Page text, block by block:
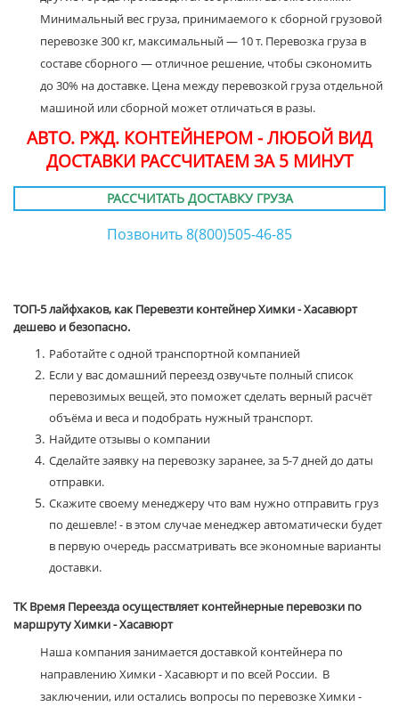
Минимальный вес груза, принимаемого к сборной грузовой
перевозке 300 кг, максимальный — 10 т. Перевозка груза в
составе сборного — отличное решение, чтобы сэкономить
до 30% на доставке. Цена между перевозкой груза отдельной
машиной или сборной может отличаться в разы.
АВТО. РЖД. КОНТЕЙНЕРОМ - ЛЮБОЙ ВИД
ДОСТАВКИ РАССЧИТАЕМ ЗА 5 МИНУТ
РАССЧИТАТЬ ДОСТАВКУ ГРУЗА
Позвонить 8(800)505-46-85
ТОП-5 лайфхаков, как Перевезти контейнер Химки - Хасавюрт
дешево и безопасно.
Работайте с одной транспортной компанией
Если у вас домашний переезд озвучьте полный список
перевозимых вещей, это поможет сделать верный расчёт
объёма и веса и подобрать нужный транспорт.
Найдите отзывы о компании
Сделайте заявку на перевозку заранее, за 5-7 дней до даты
отправки.
Скажите своему менеджеру что вам нужно отправить груз
по дешевле! - в этом случае менеджер автоматически будет
в первую очередь рассматривать все экономные варианты
доставки.
ТК Время Переезда осуществляет контейнерные перевозки по
маршруту Химки - Хасавюрт
Наша компания занимается доставкой контейнера по
направлению Химки - Хасавюрт и по всей России. В
заключении, или остались вопросы по перевозке Химки -